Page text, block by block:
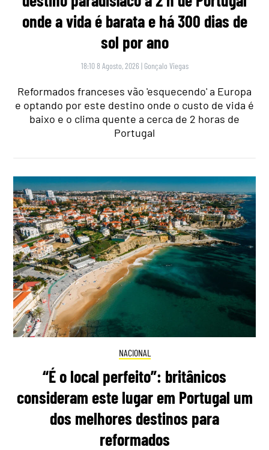
onde a vida é barata e há 300 dias de
sol por ano
18:10 8 Agosto, 2026 | Gonçalo Viegas
Reformados franceses vão 'esquecendo' a Europa
e optando por este destino onde o custo de vida é
baixo e o clima quente a cerca de 2 horas de
Portugal
NACIONAL
“É o local perfeito”: britânicos
consideram este lugar em Portugal um
dos melhores destinos para
reformados